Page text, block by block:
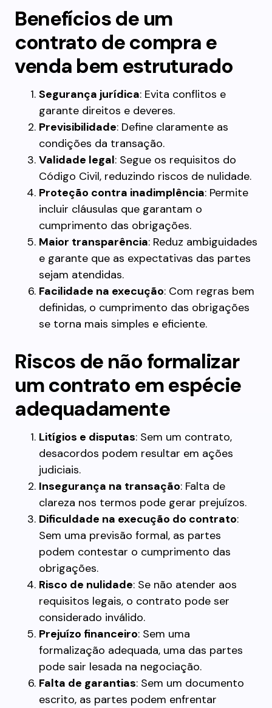
Benefícios de um
contrato de compra e
venda bem estruturado
Segurança jurídica: Evita conflitos e
garante direitos e deveres.
Previsibilidade: Define claramente as
condições da transação.
Validade legal: Segue os requisitos do
Código Civil, reduzindo riscos de nulidade.
Proteção contra inadimplência: Permite
incluir cláusulas que garantam o
cumprimento das obrigações.
Maior transparência: Reduz ambiguidades
e garante que as expectativas das partes
sejam atendidas.
Facilidade na execução: Com regras bem
definidas, o cumprimento das obrigações
se torna mais simples e eficiente.
Riscos de não formalizar
um contrato em espécie
adequadamente
Litígios e disputas: Sem um contrato,
desacordos podem resultar em ações
judiciais.
Insegurança na transação: Falta de
clareza nos termos pode gerar prejuízos.
Dificuldade na execução do contrato:
Sem uma previsão formal, as partes
podem contestar o cumprimento das
obrigações.
Risco de nulidade: Se não atender aos
requisitos legais, o contrato pode ser
considerado inválido.
Prejuízo financeiro: Sem uma
formalização adequada, uma das partes
pode sair lesada na negociação.
Falta de garantias: Sem um documento
escrito, as partes podem enfrentar